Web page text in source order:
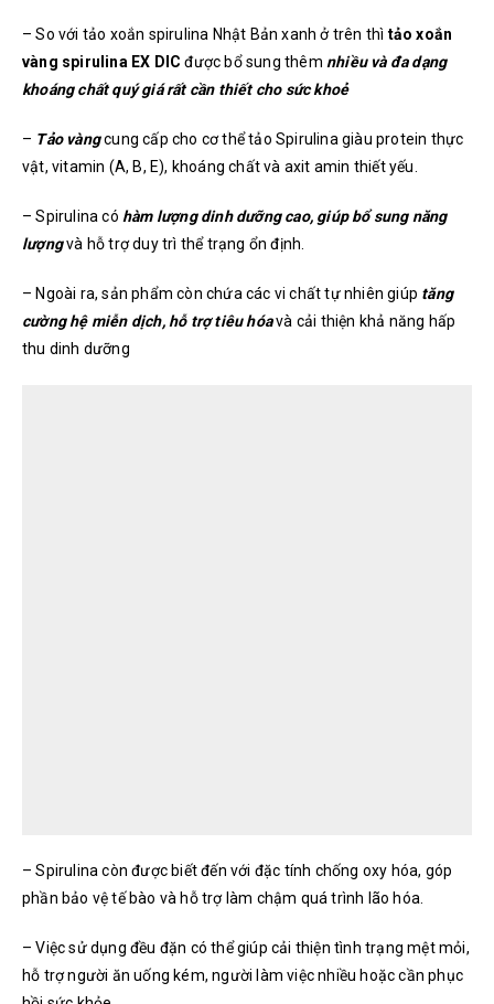
– So với tảo xoắn spirulina Nhật Bản xanh ở trên thì tảo xoắn
vàng spirulina EX DIC được bổ sung thêmnhiều và đa dạng
khoáng chất quý giá rất cần thiết cho sức khoẻ
– Tảo vàngcung cấp cho cơ thể tảo Spirulina giàu protein thực
vật, vitamin (A, B, E), khoáng chất và axit amin thiết yếu.
– Spirulina có hàm lượng dinh dưỡng cao, giúp bổ sung năng
lượngvà hỗ trợ duy trì thể trạng ổn định.
– Ngoài ra, sản phẩm còn chứa các vi chất tự nhiên giúp tăng
cường hệ miễn dịch, hỗ trợ tiêu hóa và cải thiện khả năng hấp
thu dinh dưỡng
– Spirulina còn được biết đến với đặc tính chống oxy hóa, góp
phần bảo vệ tế bào và hỗ trợ làm chậm quá trình lão hóa.
– Việc sử dụng đều đặn có thể giúp cải thiện tình trạng mệt mỏi,
hỗ trợ người ăn uống kém, người làm việc nhiều hoặc cần phục